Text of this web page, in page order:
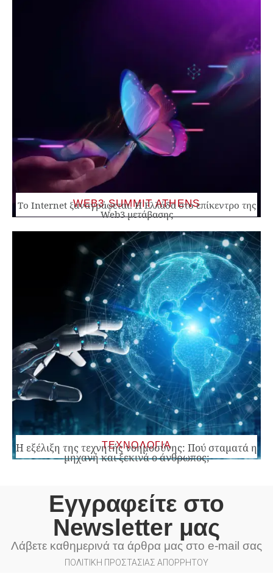
WEB3 SUMMIT ATHENS
Το Internet ξαναγράφεται. Η Ελλάδα στο επίκεντρο της
Web3 μετάβασης
ΤΕΧΝΟΛΟΓΙΑ
Η εξέλιξη της τεχνητής νοημοσύνης: Πού σταματά η
μηχανή και ξεκινά ο άνθρωπος;
Εγγραφείτε στο
Newsletter μας
Λάβετε καθημερινά τα άρθρα μας στο e-mail σας
ΠΟΛΙΤΙΚΗ ΠΡΟΣΤΑΣΙΑΣ ΑΠΟΡΡΗΤΟΥ